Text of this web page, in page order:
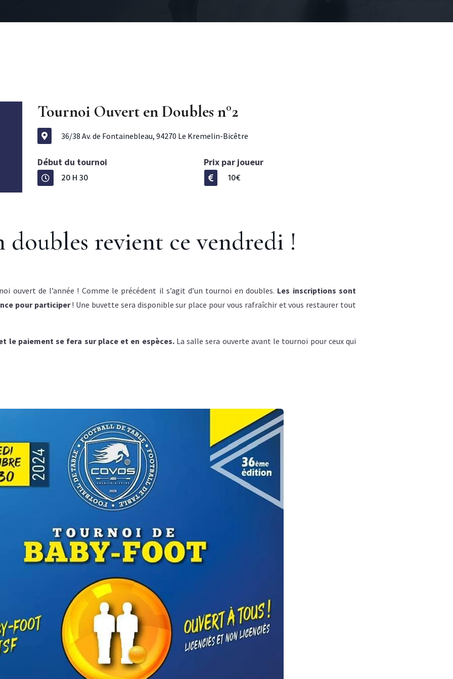
Tournoi Ouvert en Doubles n°2
 36/38 Av. de Fontainebleau, 94270 Le Kremelin-Bicêtre
Début du tournoi
 20 H 30
Prix par joueur
 10€
revient ce vendredi !
ouvert de l’année ! Comme le précédent il s’agit d’un tournoi en doubles. Les inscriptions sont
pour participer! Une buvette sera disponible sur place pour vous rafraîchir et vous restaurer tout
le paiement se fera sur place et en espèces.La salle sera ouverte avant le tournoi pour ceux qui